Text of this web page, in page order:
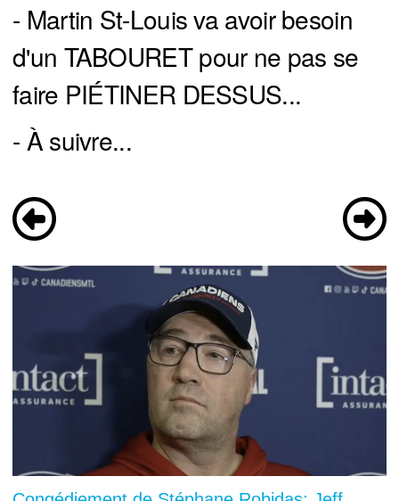
- Martin St-Louis va avoir besoin
d'un TABOURET pour ne pas se
faire PIÉTINER DESSUS...
- À suivre...